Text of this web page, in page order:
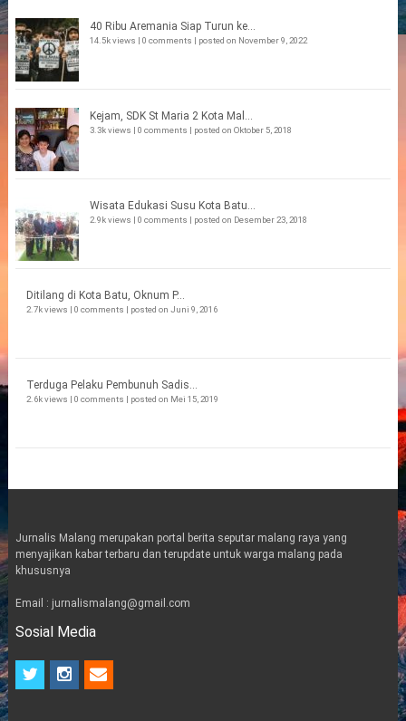
40 Ribu Aremania Siap Turun ke...
14.5k views | 0 comments | posted on November 9, 2022
Kejam, SDK St Maria 2 Kota Mal...
3.3k views | 0 comments | posted on Oktober 5, 2018
Wisata Edukasi Susu Kota Batu...
2.9k views | 0 comments | posted on Desember 23, 2018
Ditilang di Kota Batu, Oknum P...
2.7k views | 0 comments | posted on Juni 9, 2016
Terduga Pelaku Pembunuh Sadis...
2.6k views | 0 comments | posted on Mei 15, 2019
Jurnalis Malang merupakan portal berita seputar malang raya yang
menyajikan kabar terbaru dan terupdate untuk warga malang pada
khususnya
Email : jurnalismalang@gmail.com
Sosial Media
t
i
n
e
m